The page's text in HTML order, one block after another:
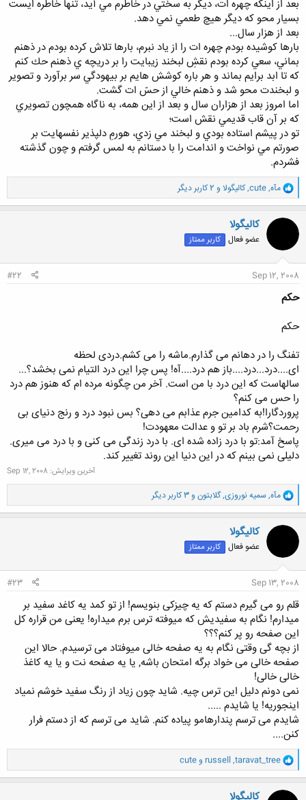
بعد از اينكه چهره ات، ديگر به سختي در خاطرم مي آيد، تنها خاطره ايست
بسيار محو كه ديگر هيچ طعمي نمي دهد.
بعد از هزار سال...
بارها كوشيده بودم چهره ات را از ياد نبرم، بارها تلاش كرده بودم در ذهنم
بماني، سعي كرده بودم نقشِ لبخند زيبايت را بر دريچه ي ذهنم حك كنم
كه تا ابد برايم بماند و هر باره كوشش هايم بر بيهودگي سر برآورد و تصوير
و لبخندت محو شد و ذهنم خالي از حسّ ات گشت.
اما امروز بعد از هزاران سال و بعد از اين همه، به ناگاه همچون تصويري
كه بر آن قاب قديمي نقش است؛
تو در پيشم استاده بودي و لبخند مي زدي، هورمِ دلپذير نفسهايت بر
صورتم مي نواخت و اندامت را با دستانم به لمس گرفتم و چون گذشته
فشردم.
و
ا
ک
ن
ا
مآه,
cute
,کالیگولا و 2 کاربر دیگر
کالیگولا
عضو فعال کاربر ممتاز
Sep 12, 2008
#22
حکم
حکم
تفنگ را در دهانم می گذارم.ماشه را می کشم.دردی لحظه
ای....درد...درد....باز هم درد....آه! پس چرا این درد التیام نمی بخشد؟...
سالهاست که این درد با من است. آخر من چگونه مرده ام که هنوز هم درد
را حس می کنم؟
پروردگارا!به کدامین جرم عذابم می دهی؟ بس نبود درد و رنج دنیای بی
رحمت؟شرم باد بر تو و عدالت معهودت!
پاسخ آمد:تو با درد زاده شده ای. با درد زندگی می کنی و با درد می میری.
دلیلی نمی بینم که در این دنیا این روند تغییر کند.
آخرین ویرایش: Sep 12, 2008
و
ا
ک
ن
ا
مآه, سمیه نوروزی,گلابتون و 3 کاربر دیگر
کالیگولا
عضو فعال کاربر ممتاز
Sep 13, 2008
#23
قلم رو می گیرم دستم که یه چیزکی بنویسم! از تو کمد یه کاغد سفید بر
میدارم! نگام به سفیدیش که میوفته ترس برم میداره! یعنی من قراره کل
این صفحه رو پر کنم؟؟؟
از بچه گی وقتی نگام به یه صفحه خالی میوفتاد می ترسیدم. حالا این
صفحه خالی می خواد برگه امتحان باشه, یا یه صفحه نت و یا یه کاغذ
خالی خالی!
نمی دونم دلیل این ترس چیه. شاید چون زیاد از رنگ سفید خوشم نمیاد
اینجوریه! یا شایدم .....
شایدم می ترسم پندارهامو پیاده کنم. شاید می ترسم که از دستم فرار
کنن....
و
ا
ک
ن
taravat_tree
,
russell و cute
کالیگولا